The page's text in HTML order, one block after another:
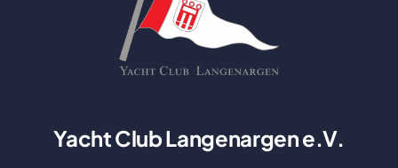
Yacht Club Langenargen e.V.